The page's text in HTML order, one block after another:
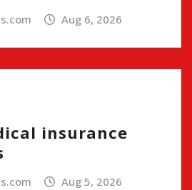
Aug 6, 2026
insurance
Aug 5, 2026